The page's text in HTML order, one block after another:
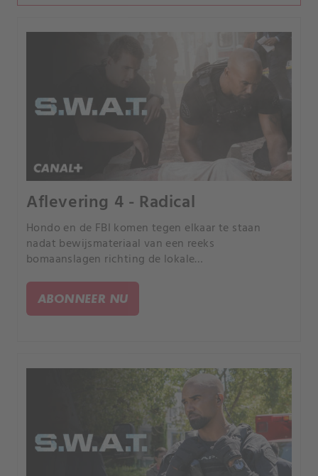
Aflevering 4 - Radical
Hondo en de FBI komen tegen elkaar te staan
nadat bewijsmateriaal van een reeks
bomaanslagen richting de lokale
ABONNEER NU